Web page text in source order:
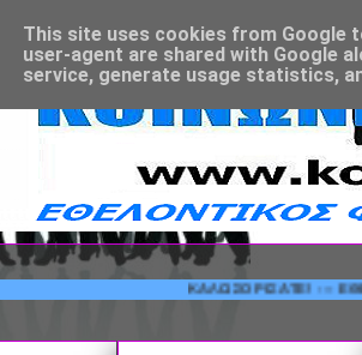
ΚΑΛΩΣΟΡΙΣΑΤΕ! ---
This site uses cookies from Google
user-agent are shared with Google
service, generate usage statistics,